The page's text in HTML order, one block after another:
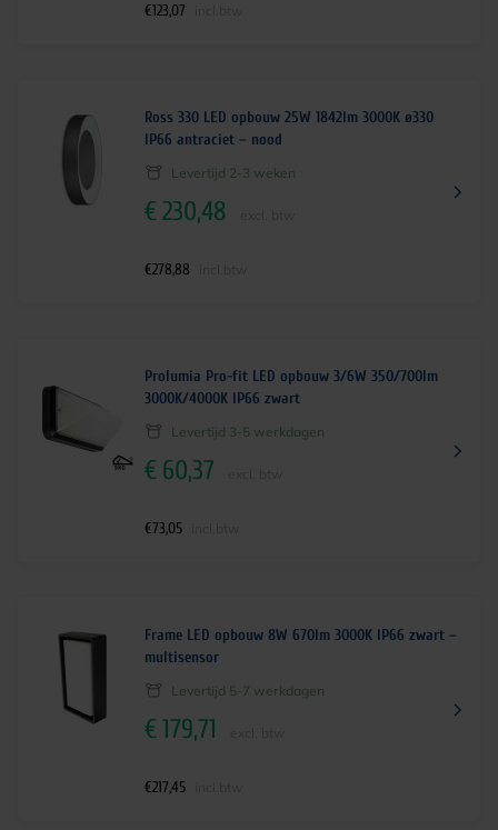
€123,07
Ross 330 LED opbouw 25W 1842lm 3000K ø330
IP66 antraciet – nood
Levertijd 2-3 weken
€230,48
€278,88
Prolumia Pro-fit LED opbouw 3/6W 350/700lm
3000K/4000K IP66 zwart
Levertijd 3-5 werkdagen
€ 60,37
€73,05
Frame LED opbouw 8W 670lm 3000K IP66 zwart –
multisensor
Levertijd 5-7 werkdagen
€179,71
€217,45